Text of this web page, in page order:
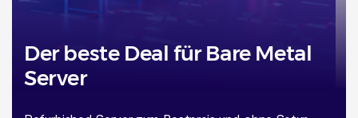
Gebühren
2. Februar 2026
Der beste Deal für Bare Metal
Server